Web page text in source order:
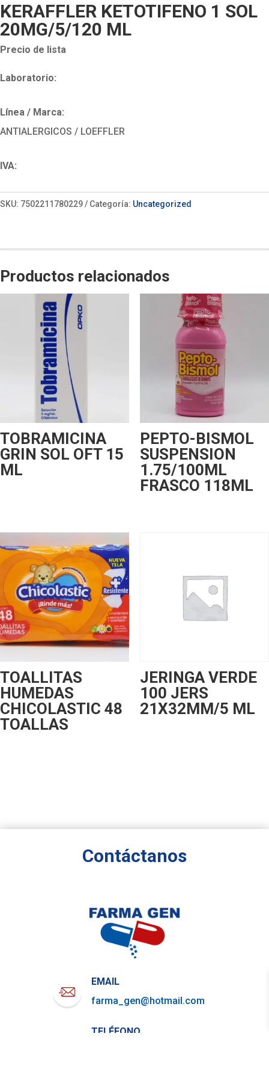
KERAFFLER KETOTIFENO 1 SOL
20MG/5/120 ML
Precio de lista
Laboratorio:
Línea / Marca:
ANTIALERGICOS / LOEFFLER
IVA:
SKU: 7502211780229 Categoría: Uncategorized
Productos relacionados
TOBRAMICINA
GRIN SOL OFT 15
ML
PEPTO-BISMOL
SUSPENSION
1.75/100ML
FRASCO 118ML
TOALLITAS
HUMEDAS
CHICOLASTIC 48
TOALLAS
JERINGA VERDE
100 JERS
21X32MM/5 ML
Contáctanos
EMAIL
farma_gen@hotmail.com
TELÉFONO